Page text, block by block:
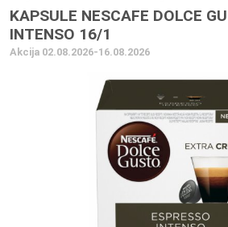
KAPSULE NESCAFE DOLCE
INTENSO 16/1
Akcija 02.08.2026-16.08.2026